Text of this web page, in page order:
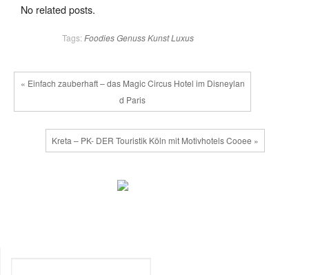
No related posts.
Tags: FoodiesGenussKunstLuxus
« Einfach zauberhaft – das Magic Circus Hotel im Disneylan
d Paris
Kreta – PK- DER Touristik Köln mit Motivhotels Cooee »